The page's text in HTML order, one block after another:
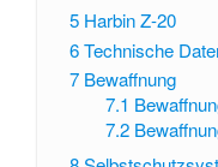
5 Harbin Z-20
6Technische
7 Bewaffnung
7.1
7.2